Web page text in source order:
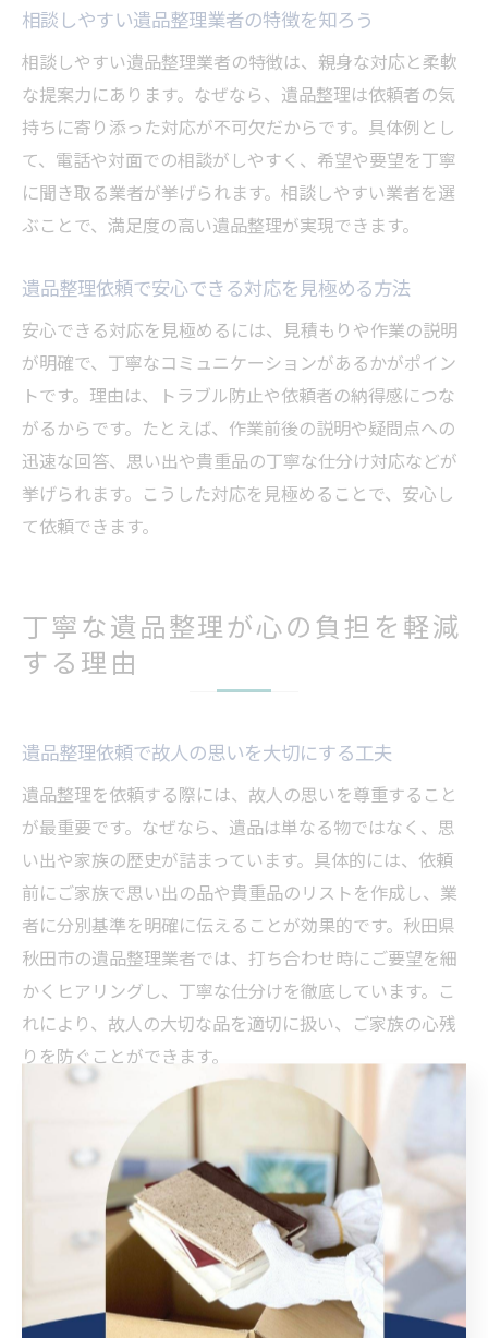
相談しやすい遺品整理業者の特徴を知ろう
相談しやすい遺品整理業者の特徴は、親身な対応と柔軟
な提案力にあります。なぜなら、遺品整理は依頼者の気
持ちに寄り添った対応が不可欠だからです。具体例とし
て、電話や対面での相談がしやすく、希望や要望を丁寧
に聞き取る業者が挙げられます。相談しやすい業者を選
ぶことで、満足度の高い遺品整理が実現できます。
遺品整理依頼で安心できる対応を見極める方法
安心できる対応を見極めるには、見積もりや作業の説明
が明確で、丁寧なコミュニケーションがあるかがポイン
トです。理由は、トラブル防止や依頼者の納得感につな
がるからです。たとえば、作業前後の説明や疑問点への
迅速な回答、思い出や貴重品の丁寧な仕分け対応などが
挙げられます。こうした対応を見極めることで、安心し
て依頼できます。
丁寧な遺品整理が心の負担を軽減
する理由
遺品整理依頼で故人の思いを大切にする工夫
遺品整理を依頼する際には、故人の思いを尊重すること
が最重要です。なぜなら、遺品は単なる物ではなく、思
い出や家族の歴史が詰まっています。具体的には、依頼
前にご家族で思い出の品や貴重品のリストを作成し、業
者に分別基準を明確に伝えることが効果的です。秋田県
秋田市の遺品整理業者では、打ち合わせ時にご要望を細
かくヒアリングし、丁寧な仕分けを徹底しています。こ
れにより、故人の大切な品を適切に扱い、ご家族の心残
りを防ぐことができます。
丁寧な遺品整理作業が心の整理に役立つ理由
丁寧な遺品整理は、遺族の心の整理にも直結します。理
由は、時間をかけて一つひとつの品を確認し、思い出を
振り返ることで、心の区切りをつけやすくなるからで
す。例えば、秋田市の遺品整理依頼では、担当者がご家
族と相談しながら作業を進めるため、安心して任せられ
ます。実際に「思い出を大切に残せてよかった」という